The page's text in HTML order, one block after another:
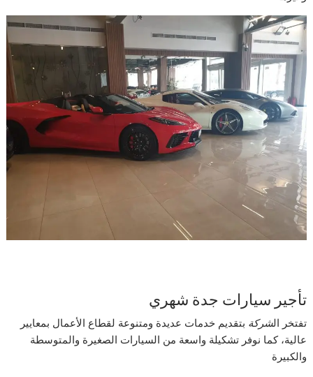
تأجير سيارات جدة شهري
تفتخر الشركة بتقديم خدمات عديدة ومتنوعة لقطاع الأعمال بمعايير
عالية، كما نوفر تشكيلة واسعة من السيارات الصغيرة والمتوسطة
والكبيرة